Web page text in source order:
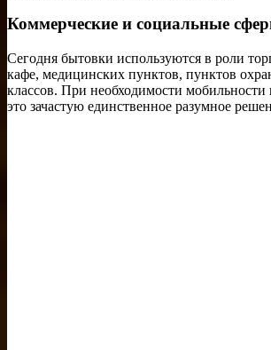
Коммерческие и социальные
Сегодня бытовки используются в роли
кафе, медицинских пунктов, пунктов
классов. При необходимости мобильности
это зачастую единственное разумное